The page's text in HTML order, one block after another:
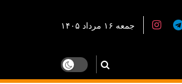
جمعه ۱۶ مرداد ۱۴۰۵